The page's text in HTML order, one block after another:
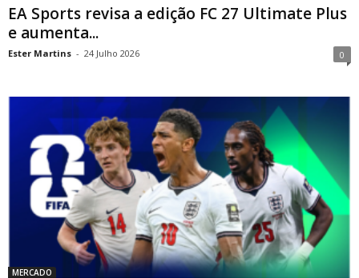
EA Sports revisa a edição FC 27 Ultimate Plus
e aumenta...
Ester Martins - 24 Julho 2026 0
MERCADO